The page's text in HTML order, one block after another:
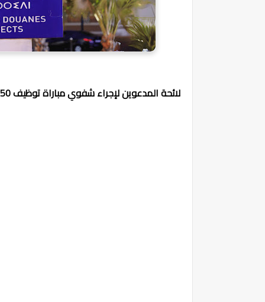
لائحة المدعوين لإجراء شفوي مباراة توظيف 50 مفتش للجمارك من الدرجة الثالثة بوزارة الاقتصاد والمالية 2025